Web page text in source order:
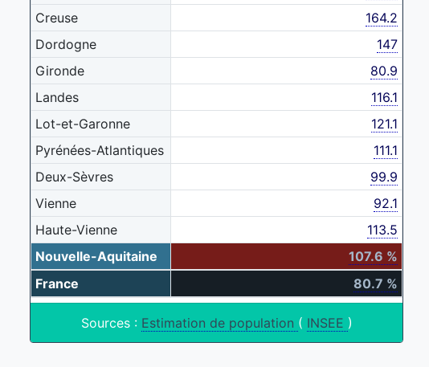
Creuse
164.2
Dordogne
147
Gironde
80.9
Landes
116.1
Lot-et-Garonne
121.1
Pyrénées-Atlantiques
111.1
Deux-Sèvres
99.9
Vienne
92.1
Haute-Vienne
113.5
Nouvelle-Aquitaine
107.6 %
France
80.7 %
Sources : Estimation de population ( INSEE )